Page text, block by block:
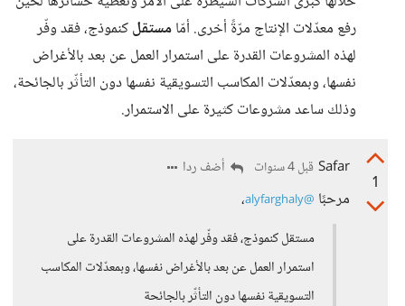
رفع معدّلات الإنتاج مرّةً أخرى. أمّامستقلكنموذج، فقد وفّر
لهذه المشروعات القدرة على استمرار العمل عن بعد بالأغراض
نفسها، وبمعدّلات المكاسب التسويقية نفسها دون التأثّر بالجائحة،
وذلك ساعد مشروعات كثيرة على الاستمرار.
1
Safar قبل 4 سنوات أضف ردا
مرحبًا @alyfarghaly ،
مستقل كنموذج، فقد وفّر لهذه المشروعات القدرة على
استمرار العمل عن بعد بالأغراض نفسها، وبمعدّلات المكاسب
التسويقية نفسها دون التأثّر بالجائحة